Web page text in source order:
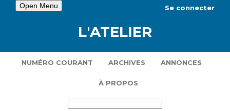
Open Menu
L'ATELIER
NUMÉRO COURANT ARCHIVES ANNONCES
À PROPOS
Se connecter